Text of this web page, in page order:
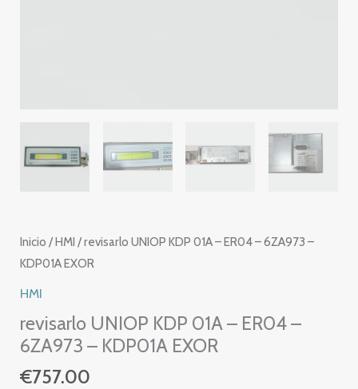
Inicio /HMI / revisarlo UNIOP KDP 01A – ER04 – 6ZA973 –
KDP01A EXOR
HMI
revisarlo UNIOP KDP 01A – ER04 –
6ZA973 – KDP01A EXOR
€757.00